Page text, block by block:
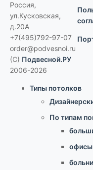
Россия,
ул.Кусковская,
д.20А
+7(495)792-97-07
order@podvesnoi.ru
(C) Подвесной.РУ
2006-2026
Типы потолков
По типам
офисы